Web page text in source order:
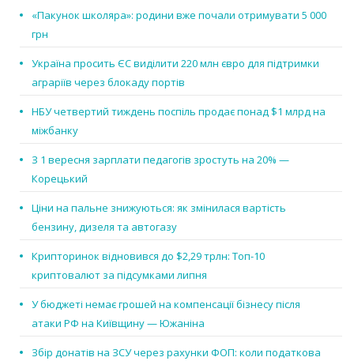
«Пакунок школяра»: родини вже почали отримувати 5 000
грн
Україна просить ЄС виділити 220 млн євро для підтримки
аграріїв через блокаду портів
НБУ четвертий тиждень поспіль продає понад $1 млрд на
міжбанку
З 1 вересня зарплати педагогів зростуть на 20% —
Корецький
Ціни на пальне знижуються: як змінилася вартість
бензину, дизеля та автогазу
Крипторинок відновився до $2,29 трлн: Топ-10
криптовалют за підсумками липня
У бюджеті немає грошей на компенсації бізнесу після
атаки РФ на Київщину — Южаніна
Збір донатів на ЗСУ через рахунки ФОП: коли податкова